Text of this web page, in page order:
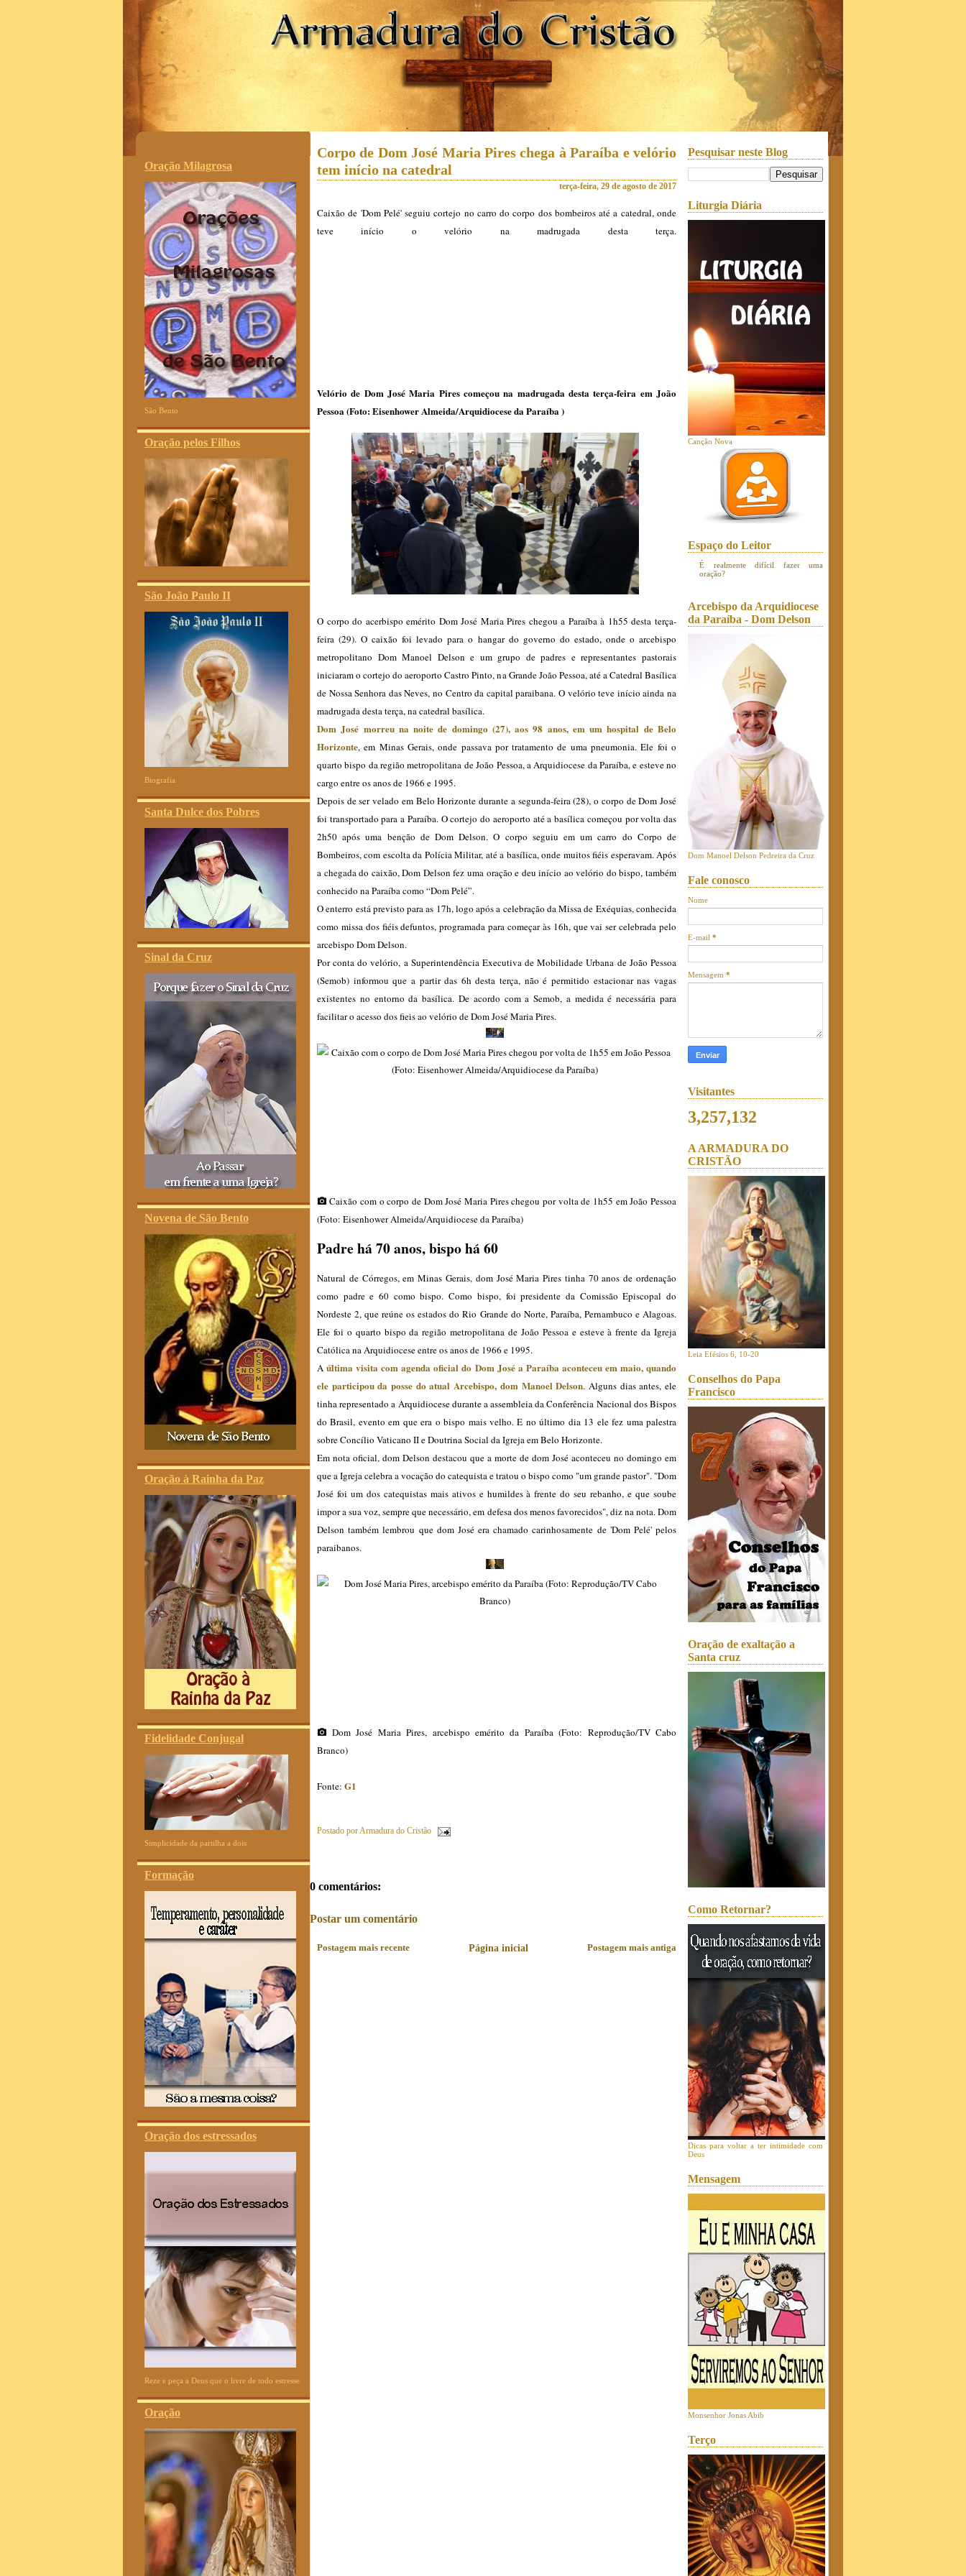
.
Oração Milagrosa
São Bento
Oração pelos Filhos
São João Paulo II
Biografia
Santa Dulce dos Pobres
Sinal da Cruz
Novena de São Bento
Oração à Rainha da Paz
Fidelidade Conjugal
Simplicidade da partilha a dois
Formação
Oração dos estressados
Reze e peça a Deus que o livre de todo estresse
Oração
Corpo de Dom José Maria Pires chega à Paraíba e velório
tem início na catedral
terça-feira, 29 de agosto de 2017
Caixão de 'Dom Pelé' seguiu cortejo no carro do corpo dos bombeiros até a catedral, onde
teve início o velório na madrugada desta terça.
Velório de Dom José Maria Pires começou na madrugada desta terça-feira em João
Pessoa (Foto: Eisenhower Almeida/Arquidiocese da Paraíba )
O corpo do acerbispo emérito Dom José Maria Pires chegou a Paraíba à 1h55 desta terça-
feira (29). O caixão foi levado para o hangar do governo do estado, onde o arcebispo
metropolitano Dom Manoel Delson e um grupo de padres e representantes pastorais
iniciaram o cortejo do aeroporto Castro Pinto, na Grande João Pessoa, até a Catedral Basílica
de Nossa Senhora das Neves, no Centro da capital paraibana. O velório teve início ainda na
madrugada desta terça, na catedral basílica.
Dom José morreu na noite de domingo (27), aos 98 anos, em um hospital de Belo
Horizonte, em Minas Gerais, onde passava por tratamento de uma pneumonia. Ele foi o
quarto bispo da região metropolitana de João Pessoa, a Arquidiocese da Paraíba, e esteve no
cargo entre os anos de 1966 e 1995.
Depois de ser velado em Belo Horizonte durante a segunda-feira (28), o corpo de Dom José
foi transportado para a Paraíba. O cortejo do aeroporto até a basílica começou por volta das
2h50 após uma benção de Dom Delson. O corpo seguiu em um carro do Corpo de
Bombeiros, com escolta da Polícia Militar, até a basílica, onde muitos fiéis esperavam. Após
a chegada do caixão, Dom Delson fez uma oração e deu início ao velório do bispo, também
conhecido na Paraíba como “Dom Pelé”.
O enterro está previsto para as 17h, logo após a celebração da Missa de Exéquias, conhecida
como missa dos fiéis defuntos, programada para começar às 16h, que vai ser celebrada pelo
arcebispo Dom Delson.
Por conta do velório, a Superintendência Executiva de Mobilidade Urbana de João Pessoa
(Semob) informou que a partir das 6h desta terça, não é permitido estacionar nas vagas
existentes no entorno da basílica. De acordo com a Semob, a medida é necessária para
facilitar o acesso dos fieis ao velório de Dom José Maria Pires.
Caixão com o corpo de Dom José Maria Pires chegou por volta de 1h55 em João Pessoa
(Foto: Eisenhower Almeida/Arquidiocese da Paraíba)
Padre há 70 anos, bispo há 60
Natural de Córregos, em Minas Gerais, dom José Maria Pires tinha 70 anos de ordenação
como padre e 60 como bispo. Como bispo, foi presidente da Comissão Episcopal do
Nordeste 2, que reúne os estados do Rio Grande do Norte, Paraíba, Pernambuco e Alagoas.
Ele foi o quarto bispo da região metropolitana de João Pessoa e esteve à frente da Igreja
Católica na Arquidiocese entre os anos de 1966 e 1995.
Aúltima visita com agenda oficial do Dom José a Paraíba aconteceu em maio, quando
ele participou da posse do atual Arcebispo, dom Manoel Delson. Alguns dias antes, ele
tinha representado a Arquidiocese durante a assembleia da Conferência Nacional dos Bispos
do Brasil, evento em que era o bispo mais velho. E no último dia 13 ele fez uma palestra
sobre Concílio Vaticano II e Doutrina Social da Igreja em Belo Horizonte.
Em nota oficial, dom Delson destacou que a morte de dom José aconteceu no domingo em
que a Igreja celebra a vocação do catequista e tratou o bispo como "um grande pastor". "Dom
José foi um dos catequistas mais ativos e humildes à frente do seu rebanho, e que soube
impor a sua voz, sempre que necessário, em defesa dos menos favorecidos", diz na nota. Dom
Delson também lembrou que dom José era chamado carinhosamente de 'Dom Pelé' pelos
paraibanos.
Dom José Maria Pires, arcebispo emérito da Paraíba (Foto: Reprodução/TV Cabo
Branco)
Fonte: G1
Postado porArmadura do Cristão
0 comentários:
Postar um comentário
Postagem mais recente Postagem mais antiga
Página inicial
Pesquisar neste Blog
Liturgia Diária
Canção Nova
Espaço do Leitor
É realmente difícil fazer uma
oração?
Arcebispo da Arquidiocese
da Paraíba - Dom Delson
Dom Manoel Delson Pedreira da Cruz
Fale conosco
Nome
E-mail *
Mensagem *
Visitantes
3,257,132
A ARMADURA DO
CRISTÃO
Leia Efésios 6, 10-20
Conselhos do Papa
Francisco
Oração de exaltação a
Santa cruz
Como Retornar?
Dicas para voltar a ter intimidade com
Deus
Mensagem
Monsenhor Jonas Abib
Terço